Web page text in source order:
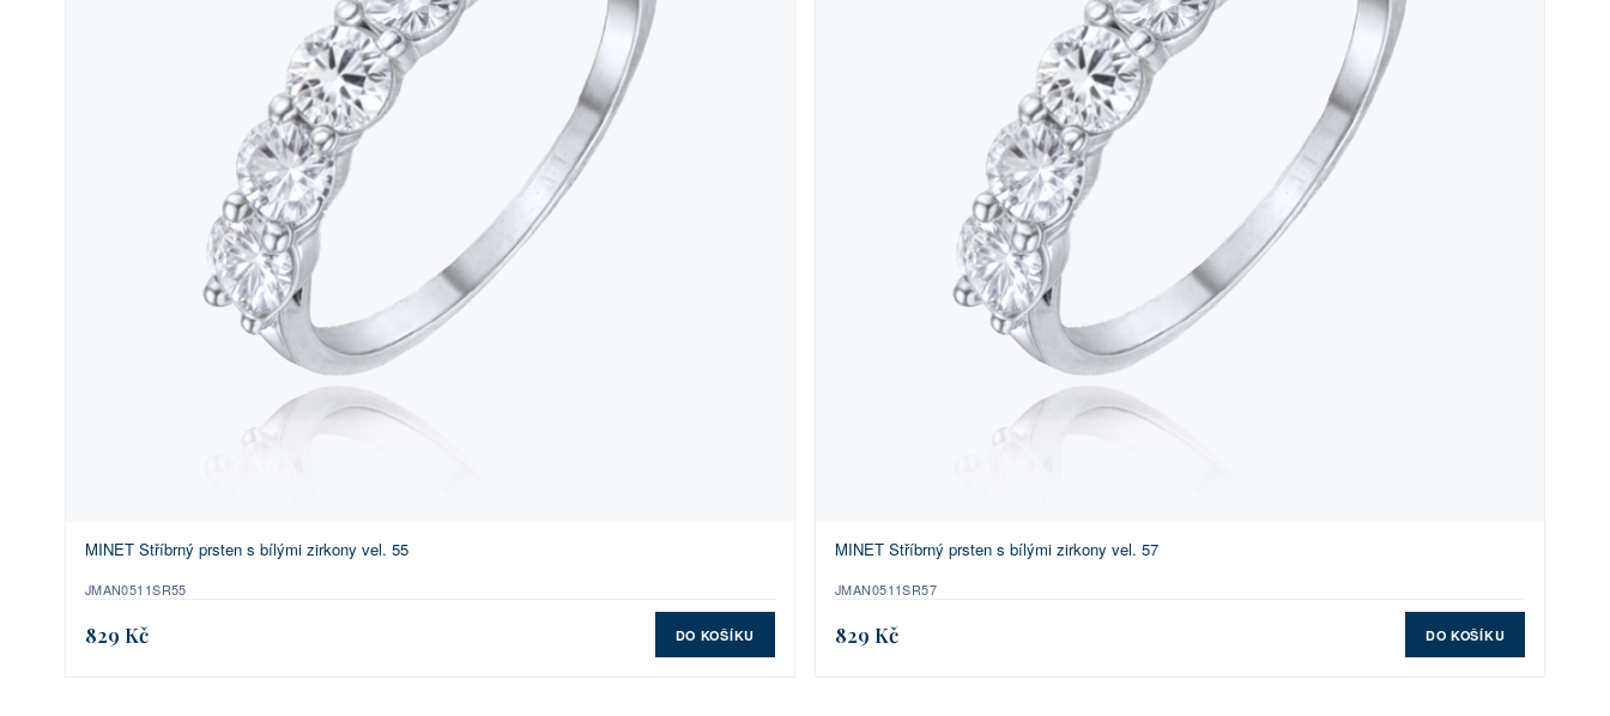
MINET Stříbrný prsten s bílými zirkony vel. 55
JMAN0511SR55
829 Kč DO KOŠÍKU
MINET Stříbrný prsten s bílými zirkony vel. 57
JMAN0511SR57
829 Kč DO KOŠÍKU